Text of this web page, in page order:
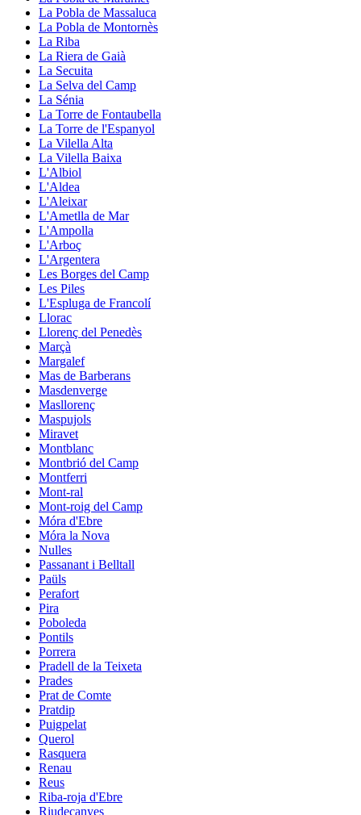
La Pobla de Massaluca
La Pobla de Montornès
La Riba
La Riera de Gaià
La Secuita
La Selva del Camp
La Sénia
La Torre de Fontaubella
La Torre de l'Espanyol
La Vilella Alta
La Vilella Baixa
L'Albiol
L'Aldea
L'Aleixar
L'Ametlla de Mar
L'Ampolla
L'Arboç
L'Argentera
Les Borges del Camp
Les Piles
L'Espluga de Francolí
Llorac
Llorenç del Penedès
Marçà
Margalef
Mas de Barberans
Masdenverge
Masllorenç
Maspujols
Miravet
Montblanc
Montbrió del Camp
Montferri
Mont-ral
Mont-roig del Camp
Móra d'Ebre
Móra la Nova
Nulles
Passanant i Belltall
Paüls
Perafort
Pira
Poboleda
Pontils
Porrera
Pradell de la Teixeta
Prades
Prat de Comte
Pratdip
Puigpelat
Querol
Rasquera
Renau
Reus
Riba-roja d'Ebre
Riudecanyes